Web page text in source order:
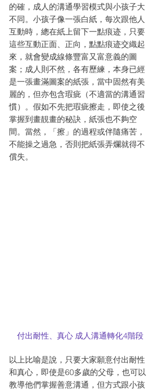
的確，成人的溝通學習模式與小孩子大
不同。小孩子像一張白紙，每次跟他人
互動時，總在紙上留下一點痕迹，只要
這些互動正面、正向，點點痕迹交織起
來，就會變成線條豐富又富意義的圖
案；成人則不然，各有歷練，本身已經
是一張畫滿圖案的紙張，當中固然有美
麗的，但亦包含瑕疵（不適當的溝通習
慣）。假如不先把瑕疵擦走，即使之後
掌握到畫靚畫的秘訣，紙張也不夠空
間。當然，「擦」的過程或伴隨痛苦，
不能操之過急，否則把紙張弄爛就得不
償失。
付出耐性、真心 成人溝通轉化4階段
以上比喻是說，只要大家願意付出耐性
和真心，即使是60多歲的父母，也可以
教導他們掌握善意溝通，但方式跟小孩